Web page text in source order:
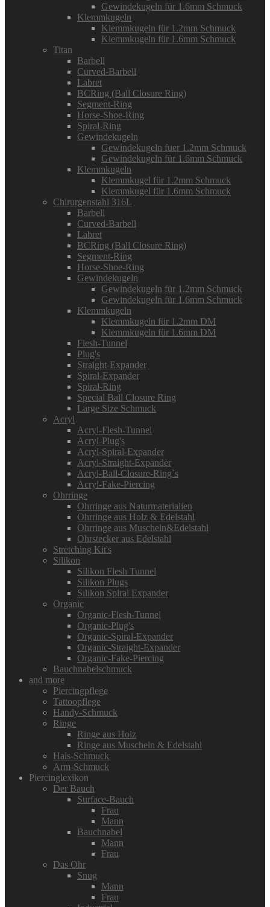
Gewindekugeln für 1.6mm Schmuck
Klemmkugeln
Klemmkugeln für 1.2mm Schmuck
Klemmkugeln für 1.6mm Schmuck
Titan
Barbell
Curved-Barbell
Labret
BCRing (Ball Closure Ring)
Segment-Ring
Horse-Shoe-Ring
Spiral-Ring
Gewindekugeln
Gewindekugeln fuer 1.2mm Schmuck
Gewindekugeln für 1.6mm Schmuck
Klemmkugeln
Klemmkugel für 1.2mm Schmuck
Klemmkugel für 1.6mm Schmuck
Chirurgenstahl 316L
Barbell
Curved-Barbell
Labret
BCRing (Ball Closure Ring)
Segment-Ring
Horse-Shoe-Ring
Gewindekugeln
Gewindekugeln für 1.2mm Schmuck
Gewindekugeln für 1.6mm Schmuck
Klemmkugeln
Klemmkugeln für 1.2mm DM
Klemmkugeln für 1.6mm DM
Flesh-Tunnel
Plug's
Straight-Expander
Spiral-Expander
Spiral-Ring
Special Ball Closure Ring
Large Size Schmuck
Acryl
Acryl-Flesh-Tunnel
Acryl-Plug's
Acryl-Spiral-Expander
Acryl-Straight-Expander
Acryl-Ball-Closure-Ring`s
Acryl-Fake-Piercing
Ohrringe
Ohrringe aus Naturmaterialien
Ohrringe aus Holz & Edelstahl
Ohrringe aus Muscheln&Edelstahl
Ohrstecker aus Edelstahl
Stretching Kit's
Silikon
Silikon Flesh Tunnel
Silikon Plugs
Silikon Spiral Expander
Organic
Organic-Flesh-Tunnel
Organic-Plug's
Organic-Spiral-Expander
Organic-Straight-Expander
Organic-Fake-Piercing
Bauchnabelschmuck
and more
Piercingpflege
Tattoopflege
Handy-Schmuck
Ringe
Ringe aus Holz
Ringe aus Muscheln & Edelstahl
Hals-Schmuck
Arm-Schmuck
Piercinglexikon
Der Bauch
Surface-Bauch
Frau
Mann
Bauchnabel
Mann
Frau
Das Ohr
Snug
Mann
Frau